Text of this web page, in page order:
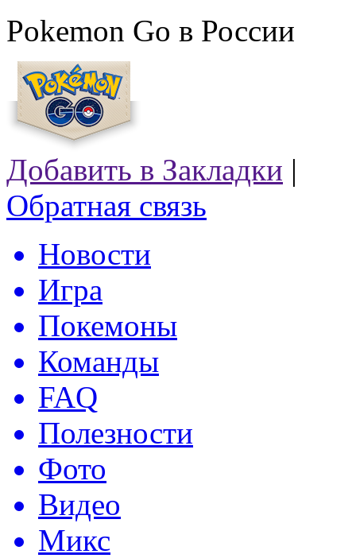
Pokemon Go в России
Добавить в Закладки |
Обратная связь
Новости
Игра
Покемоны
Команды
FAQ
Полезности
Фото
Видео
Микс